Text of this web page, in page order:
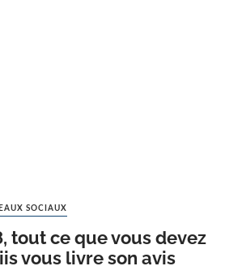
SOCIAUX
tout ce que vous devez
vous livre son avis